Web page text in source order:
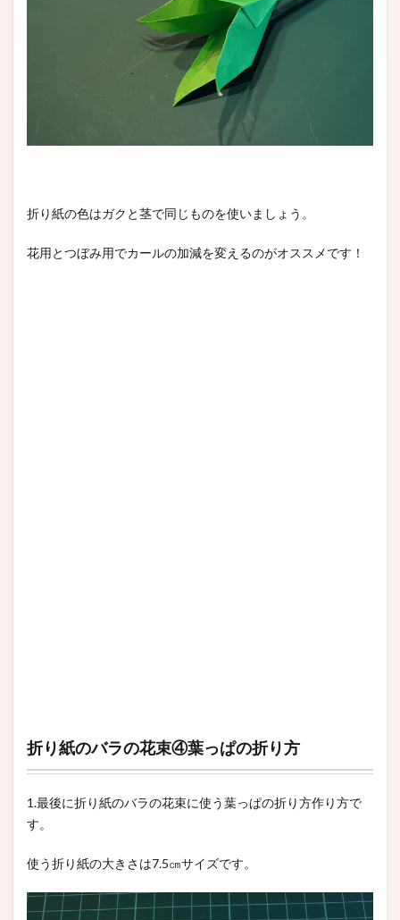
折り紙の色はガクと茎で同じものを使いましょう。
花用とつぼみ用でカールの加減を変えるのがオススメです！
折り紙のバラの花束④葉っぱの折り方
1.最後に折り紙のバラの花束に使う葉っぱの折り方作り方で
す。
使う折り紙の大きさは7.5㎝サイズです。